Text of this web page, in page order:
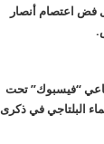
فض اعتصام أنصار
.
“فيسبوك” تحت
البلتاجي في ذكرى